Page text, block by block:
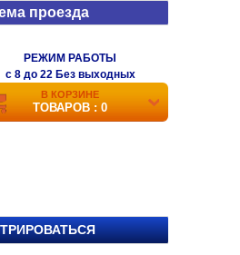
проезда
РЕЖИМ РАБОТЫ
c 8 до 22 Без выходных
В КОРЗИНЕ
ТОВАРОВ : 0